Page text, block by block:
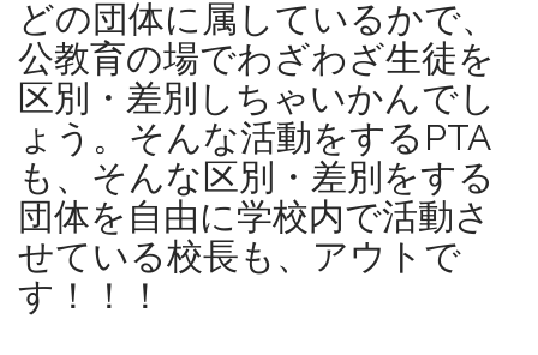
どの団体に属しているかで、
公教育の場でわざわざ生徒を
区別・差別しちゃいかんでし
ょう。そんな活動をするPTA
も、そんな区別・差別をする
団体を自由に学校内で活動さ
せている校長も、アウトで
す！！！